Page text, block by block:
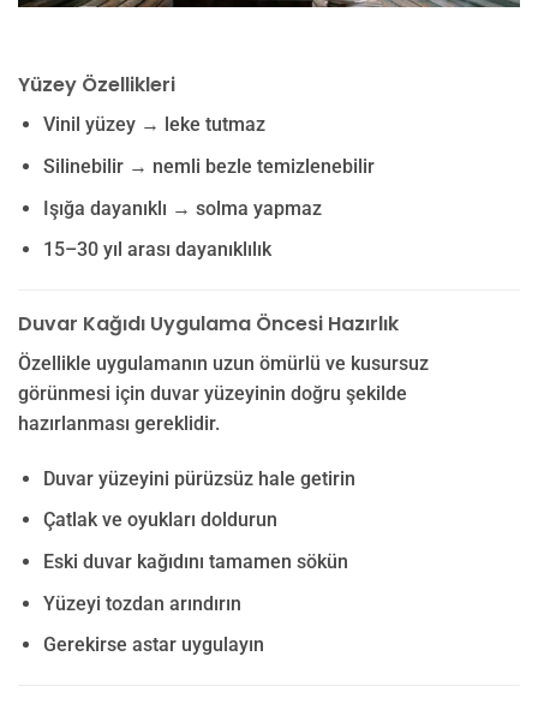
Yüzey Özellikleri
Vinil yüzey → leke tutmaz
Silinebilir → nemli bezle temizlenebilir
Işığa dayanıklı → solma yapmaz
15–30 yıl arası dayanıklılık
Duvar Kağıdı Uygulama Öncesi Hazırlık
Özellikle uygulamanın uzun ömürlü ve kusursuz
görünmesi için duvar yüzeyinin doğru şekilde
hazırlanması gereklidir.
Duvar yüzeyini pürüzsüz hale getirin
Çatlak ve oyukları doldurun
Eski duvar kağıdını tamamen sökün
Yüzeyi tozdan arındırın
Gerekirse astar uygulayın